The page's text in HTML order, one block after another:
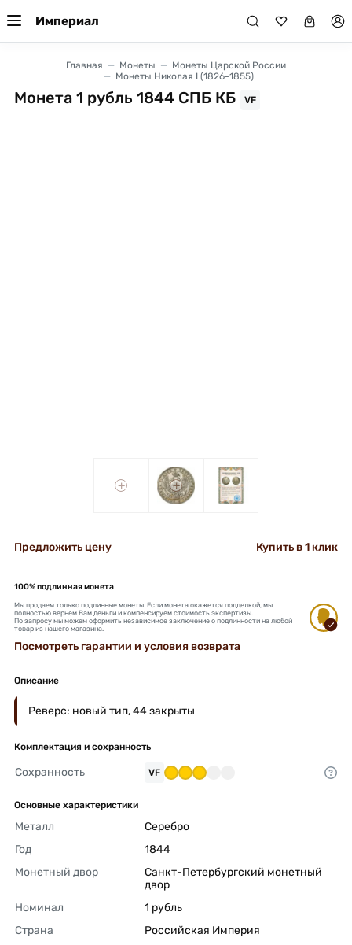
Империал
Главная Монеты
Монеты Царской России
Монеты Николая I (1826-1855)
Монета 1 рубль 1844 СПБ КБ VF
+ +
Предложить цену Купить в 1 клик
100% подлинная монета
Мы продаем только подлинные монеты. Если монета окажется подделкой, мы
полностью вернем Вам деньги и компенсируем стоимость экспертизы.
По запросу мы можем оформить независимое заключение о подлинности на любой
товар из нашего магазина.
Посмотреть гарантии и условия возврата
Описание
Реверс: новый тип, 44 закрыты
Комплектация и сохранность
Сохранность VF
Основные характеристики
Металл
Серебро
Год
1844
Монетный двор
Санкт-Петербургский монетный
двор
Номинал
1 рубль
Страна
Российская Империя